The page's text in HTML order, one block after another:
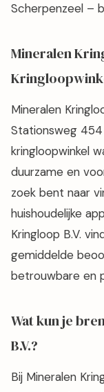
Scherpenzeel –
Mineralen
Mineralen
Stationsweg 454
kringloopwinkel
duurzame en
zoek bent naar
huishoudelijke
Kringloop B.V.
gemiddelde
betrouwbare en
Wat kun je
B.V.?
Bij Mineralen